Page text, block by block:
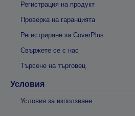
Регистрация на продукт
Проверка на гаранцията
Регистриране за CoverPlus
Свържете се с нас
Търсене на търговец
Условия
Условия за използване